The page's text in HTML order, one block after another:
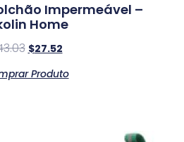
Impermeável –
Home
$27.52
Produto